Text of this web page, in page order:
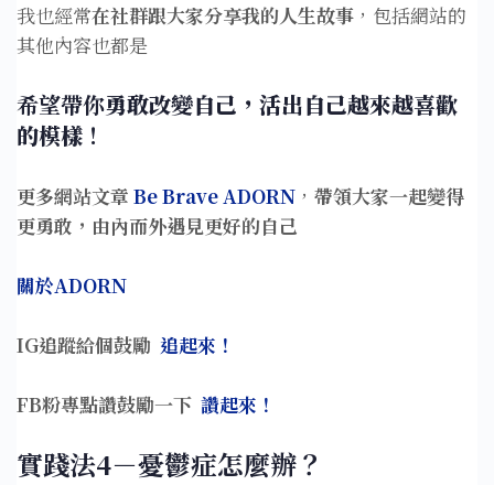
我也經常在社群跟大家分享我的人生故事 ，包括網站的
其他內容也都是
希望帶你勇敢改變自己，活出自己越來越喜歡
的模樣 ！
更多網站文章 Be Brave ADORN ， 帶領大家一起變得
更勇敢，由內而外遇見更好的自己
關於ADORN
IG追蹤給個鼓勵 追起來！
FB粉專點讚鼓勵一下 讚起來！
實踐法4－憂鬱症怎麼辦？